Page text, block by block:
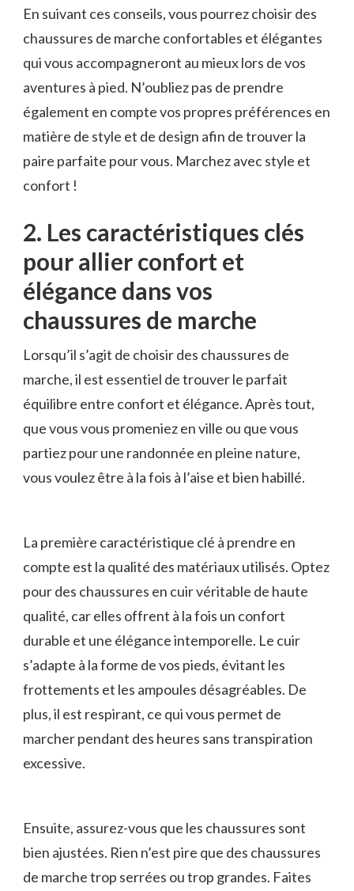
En suivant ces conseils, vous pourrez choisir des
chaussures de ​marche confortables et élégantes
qui vous ‌accompagneront au mieux⁢ lors de ‌vos
aventures à pied. N’oubliez⁢ pas de prendre
également en compte⁢ vos propres ​préférences en
matière ‍de⁢ style et de design afin de trouver la
paire parfaite pour vous. Marchez avec style et‍
confort !
2. Les caractéristiques clés
pour allier confort‍ et
élégance dans vos
chaussures⁤ de marche
Lorsqu’il s’agit de choisir des chaussures de
marche,‌ il est essentiel de trouver le parfait
équilibre entre confort et élégance. Après tout,
que vous ‍vous promeniez en ville ou que vous
⁣partiez pour une⁤ randonnée en⁤ pleine nature,
vous‍ voulez être à la​ fois à l’aise et bien habillé.
La première caractéristique clé à prendre ‍en
compte est la qualité⁢ des matériaux utilisés. Optez⁣
pour ‌des chaussures en cuir véritable de haute
qualité, ⁣car elles offrent à la fois un confort
durable et⁢ une élégance intemporelle. Le cuir
s’adapte à la forme de vos pieds, évitant les
frottements et les ampoules désagréables. De
plus, il⁣ est⁢ respirant, ce qui⁢ vous permet de
marcher pendant des heures sans transpiration
excessive.
Ensuite, assurez-vous que les chaussures sont
bien ajustées. Rien ⁣n’est pire que ‌des chaussures
⁤de marche trop serrées ou trop grandes. Faites